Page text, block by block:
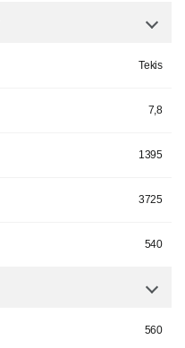
Tekis
7,8
1395
3725
540
560